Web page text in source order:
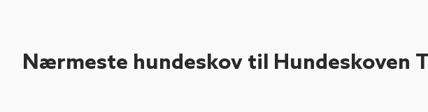
Nærmeste hundeskov til Hundeskoven